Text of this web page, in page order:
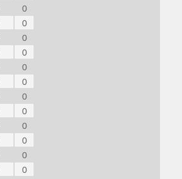
0
0
0
0
0
0
0
0
0
0
0
0